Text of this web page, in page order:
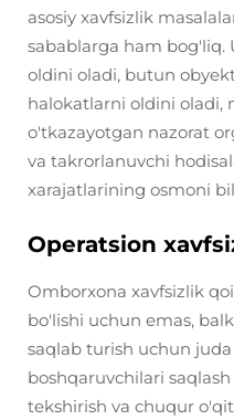
asosiy xavfsizlik
sabablarga ham
oldini oladi, butun
halokatlarni oldini oladi,
o'tkazayotgan nazorat
va takrorlanuvchi
xarajatlarining osmoni
Operatsion
Omborxona xavfsizlik
bo'lishi uchun emas,
saqlab turish uchun
boshqaruvchilari
tekshirish va chuqur